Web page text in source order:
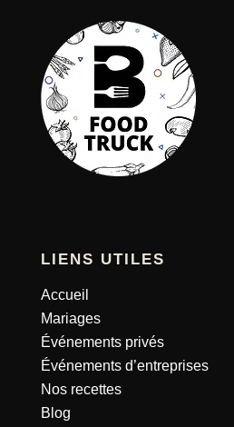
LIENS UTILES
Accueil
Mariages
Événements privés
Événements d’entreprises
Nos recettes
Blog